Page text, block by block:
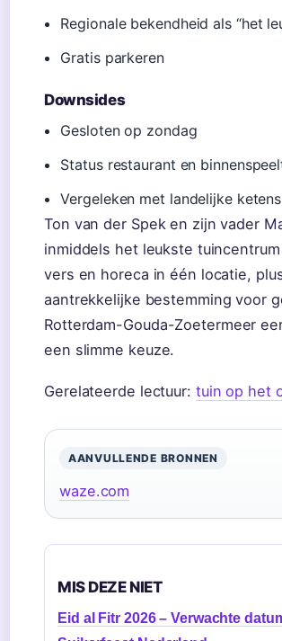
Regionale bekendheid als “het
Gratis parkeren
Downsides
Gesloten op zondag
Status restaurant en
Vergeleken met landelijke
Ton van der Spek en zijn vader
inmiddels het leukste
vers en horeca in één locatie,
aantrekkelijke bestemming voor
Rotterdam-Gouda-Zoetermeer
een slimme keuze.
Gerelateerde lectuur: tuin op het
AANVULLENDE BRONNEN
waze.com
MIS DEZE NIET
Eid al Fitr 2026 – Verwachte